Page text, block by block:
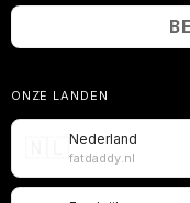
ONZE LANDEN
Nederland
fatdaddy.nl